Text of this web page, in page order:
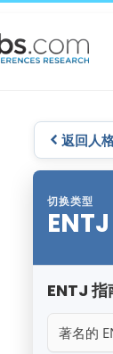
返回人
切换类型
ENTJ
ENTJ 指
著名的